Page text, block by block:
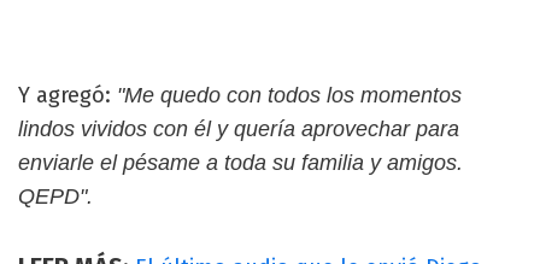
Y agregó: "Me quedo con todos los momentos
lindos vividos con él y quería aprovechar para
enviarle el pésame a toda su familia y amigos.
QEPD".